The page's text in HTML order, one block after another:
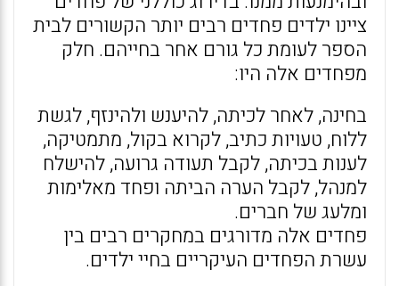
ציינו ילדים פחדים רבים יותר הקשורים לבית
הספר לעומת כל גורם אחר בחייהם. חלק
מפחדים אלה היו:
בחינה, לאחר לכיתה, להיענש ולהינזף, לגשת
ללוח, טעויות כתיב, לקרוא בקול, מתמטיקה,
לענות בכיתה, לקבל תעודה גרועה, להישלח
למנהל, לקבל הערה הביתה ופחד מאלימות
ומלעג של חברים.
פחדים אלה מדורגים במחקרים רבים בין
עשרת הפחדים העיקריים בחיי ילדים.